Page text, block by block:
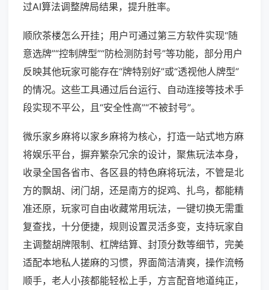
过AI算法调整牌局结果，提升胜率。
顺欣茶楼怎么开挂；用户可通过第三方软件实现“随
意选牌”“控制牌型”“防检测防封号”等功能，部分用户
反映其他玩家可能存在“牌特别好”或“透视他人牌型”
的情况。这些工具通过后台运行、自动连接等技术手
段实现不平公，且“安全性高”“不被封号”。
微乐家乡麻将以家乡麻将为核心，打造一站式地方麻
将娱乐平台，摒弃繁杂冗余的设计，聚焦玩法本身，
收录全国各省市、各区县的特色麻将玩法，不管是北
方的飘胡、闭门胡，还是南方的捉鸡、扎鸟，都能精
准还原，玩家可自由收藏常用玩法，一键切换无需重
复查找，十分便捷，规则设置灵活多变，支持玩家自
主调整胡牌限制、杠牌结算、封顶分数等细节，完美
适配本地私人搓麻的习惯，界面简洁清爽，操作流畅
顺手，老人小孩都能轻松上手，方言配音地道纯正，